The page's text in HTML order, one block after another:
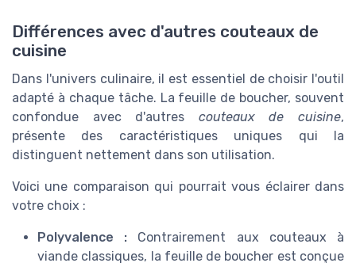
Différences avec d'autres couteaux de
cuisine
Dans l'univers culinaire, il est essentiel de choisir l'outil
adapté à chaque tâche. La feuille de boucher, souvent
confondue avec d'autres couteaux de cuisine,
présente des caractéristiques uniques qui la
distinguent nettement dans son utilisation.
Voici une comparaison qui pourrait vous éclairer dans
votre choix :
Polyvalence : Contrairement aux couteaux à
viande classiques, la feuille de boucher est conçue